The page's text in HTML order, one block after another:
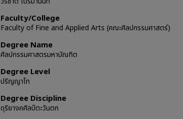
Faculty/College
Faculty of Fine and Applied Arts (คณะศิลปกรรมศาสตร์)
Degree Name
ศิลปกรรมศาสตรมหาบัณฑิต
Degree Level
ปริญญาโท
Degree Discipline
ดุริยางคศิลป์ตะวันตก